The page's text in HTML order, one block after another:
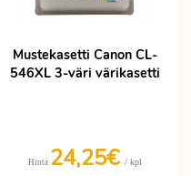
Mustekasetti Canon CL-
546XL 3-väri värikasetti
Hinta 24,25€ / kpl